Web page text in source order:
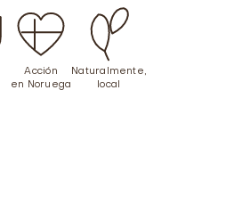
Acción
en Noruega
Naturalmente,
local